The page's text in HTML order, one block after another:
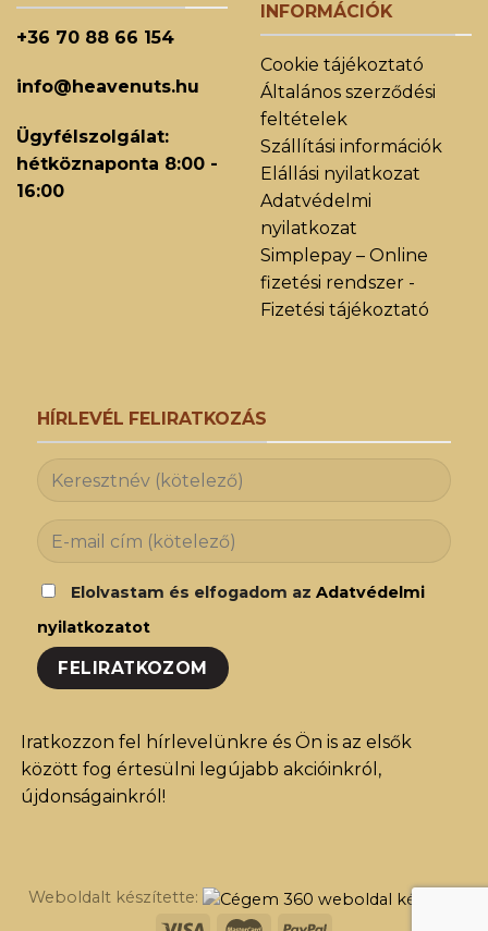
+36 70 88 66 154
info@heavenuts.hu
Ügyfélszolgálat:
hétköznaponta 8:00 -
16:00
INFORMÁCIÓK
Cookie tájékoztató
Általános szerződési
feltételek
Szállítási információk
Elállási nyilatkozat
Adatvédelmi
nyilatkozat
Simplepay – Online
fizetési rendszer -
Fizetési tájékoztató
HÍRLEVÉL FELIRATKOZÁS
Elolvastam és elfogadom az Adatvédelmi
nyilatkozatot
Iratkozzon fel hírlevelünkre és Ön is az elsők
között fog értesülni legújabb akcióinkról,
újdonságainkról!
Weboldalt készítette: